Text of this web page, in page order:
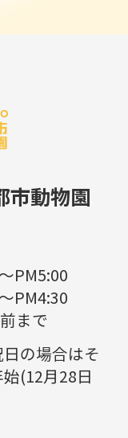
動物園
PM5:00
PM4:30
まで
の場合はそ
(12月28日